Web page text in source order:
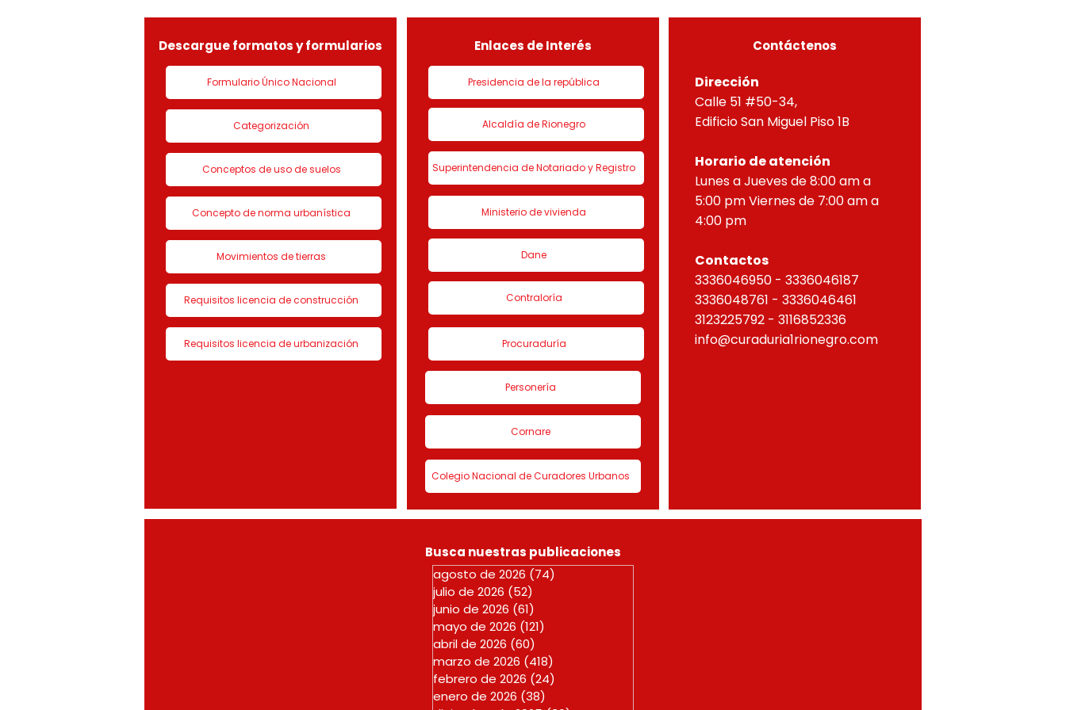
LICENCIA DE CON
de urbanización 1 denominado
HORIZONTAL, correspondien
Descargue formatos y formularios
Formulario Único Nacional
Categorización
Conceptos de uso de suelos
Concepto de norma urbanística
Movimientos de tierras
Requisitos licencia de construcción
Requisitos licencia de urbanización
Enlaces de Interés
Presidencia de la república
Alcaldía de Rionegro
Superintendencia de Notariado y Registro
Ministerio de vivienda
Dane
Contraloría
Procuraduría
Personería
Cornare
Colegio Nacional de Curadores Urbanos
Contáctenos
Dirección
Calle 51 #50-34,
Edificio San Miguel Piso 1B
Horario de atención
Lunes a Jueves de 8:00 am a
5:00 pm Viernes de 7:00 am a
4:00 pm
Contactos
3336046950 - 3336046187
3336048761 - 3336046461
3123225792 - 3116852336
info@curaduria1rionegro.com
Busca nuestras publicaciones
agosto de 2026 (74)
julio de 2026 (52)
junio de 2026 (61)
mayo de 2026 (121)
abril de 2026 (60)
marzo de 2026 (418)
febrero de 2026 (24)
enero de 2026 (38)